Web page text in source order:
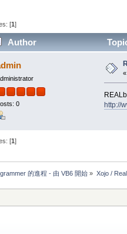
[1]
Author
0
«
http://
[1]
的進程 - 由 VB6 開始 » Xojo /